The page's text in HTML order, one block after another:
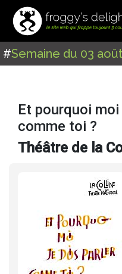
#Semaine du 03
Et pourquoi
comme toi ?
Théâtre de la